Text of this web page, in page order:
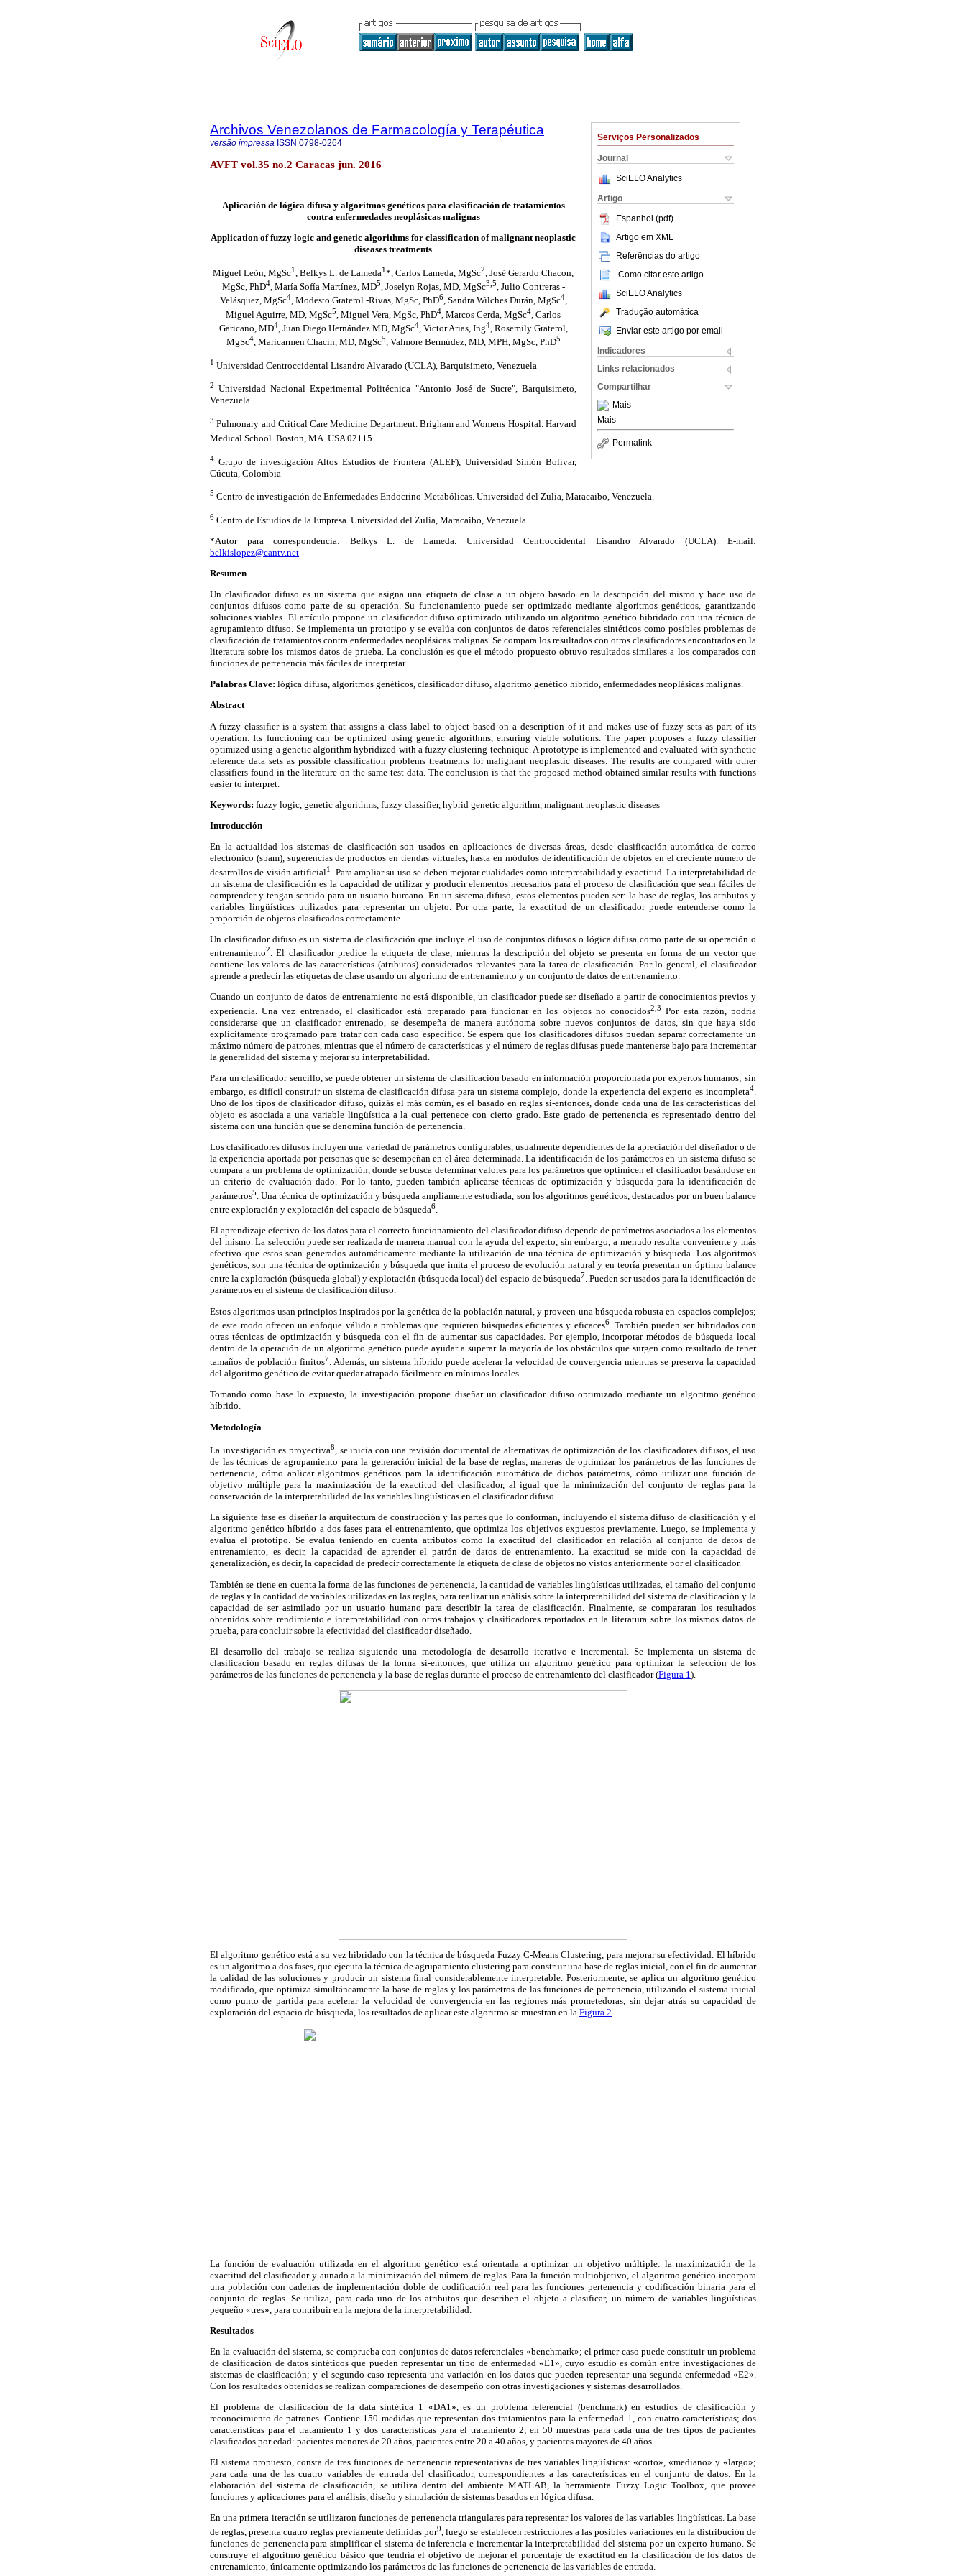
Serviços Personalizados
Journal
SciELO Analytics
Artigo
Espanhol (pdf)
Artigo em XML
Referências do artigo
Como citar este artigo
SciELO Analytics
Tradução automática
Enviar este artigo por email
Indicadores
Links relacionados
Compartilhar
Mais
Mais
Permalink
Archivos Venezolanos de Farmacología y Terapéutica
versão impressa ISSN 0798-0264
AVFT vol.35 no.2 Caracas jun. 2016
Aplicación de lógica difusa y algoritmos genéticos para clasificación de tratamientos
contra enfermedades neoplásicas malignas
Application of fuzzy logic and genetic algorithms for classification of malignant neoplastic
diseases treatments
Miguel León, MgSc1 , Belkys L. de Lameda1*, Carlos Lameda, MgSc2 , José Gerardo Chacon,
MgSc, PhD4, María Sofía Martínez, MD5, Joselyn Rojas, MD, MgSc3,5, Julio Contreras -
Velásquez, MgSc4, Modesto Graterol -Rivas, MgSc, PhD6, Sandra Wilches Durán, MgSc4,
Miguel Aguirre, MD, MgSc5 , Miguel Vera, MgSc, PhD4 , Marcos Cerda, MgSc4 , Carlos
Garicano, MD4, Juan Diego Hernández MD, MgSc4, Victor Arias, Ing4, Rosemily Graterol,
MgSc4, Maricarmen Chacín, MD, MgSc5, Valmore Bermúdez, MD, MPH, MgSc, PhD5
1 Universidad Centroccidental Lisandro Alvarado (UCLA), Barquisimeto, Venezuela
2 Universidad Nacional Experimental Politécnica "Antonio José de Sucre", Barquisimeto,
Venezuela
3 Pulmonary and Critical Care Medicine Department. Brigham and Womens Hospital. Harvard
Medical School. Boston, MA. USA 02115.
4 Grupo de investigación Altos Estudios de Frontera (ALEF), Universidad Simón Bolívar,
Cúcuta, Colombia
5 Centro de investigación de Enfermedades Endocrino-Metabólicas. Universidad del Zulia, Maracaibo, Venezuela.
6 Centro de Estudios de la Empresa. Universidad del Zulia, Maracaibo, Venezuela.
*Autor para correspondencia: Belkys L. de Lameda. Universidad Centroccidental Lisandro Alvarado (UCLA). E-mail:
belkislopez@cantv.net
Resumen
Un clasificador difuso es un sistema que asigna una etiqueta de clase a un objeto basado en la descripción del mismo y hace uso de
conjuntos difusos como parte de su operación. Su funcionamiento puede ser optimizado mediante algoritmos genéticos, garantizando
soluciones viables. El artículo propone un clasificador difuso optimizado utilizando un algoritmo genético hibridado con una técnica de
agrupamiento difuso. Se implementa un prototipo y se evalúa con conjuntos de datos referenciales sintéticos como posibles problemas de
clasificación de tratamientos contra enfermedades neoplásicas malignas. Se compara los resultados con otros clasificadores encontrados en la
literatura sobre los mismos datos de prueba. La conclusión es que el método propuesto obtuvo resultados similares a los comparados con
funciones de pertenencia más fáciles de interpretar.
Palabras Clave: lógica difusa, algoritmos genéticos, clasificador difuso, algoritmo genético híbrido, enfermedades neoplásicas malignas.
Abstract
A fuzzy classifier is a system that assigns a class label to object based on a description of it and makes use of fuzzy sets as part of its
operation. Its functioning can be optimized using genetic algorithms, ensuring viable solutions. The paper proposes a fuzzy classifier
optimized using a genetic algorithm hybridized with a fuzzy clustering technique. A prototype is implemented and evaluated with synthetic
reference data sets as possible classification problems treatments for malignant neoplastic diseases. The results are compared with other
classifiers found in the literature on the same test data. The conclusion is that the proposed method obtained similar results with functions
easier to interpret.
Keywords: fuzzy logic, genetic algorithms, fuzzy classifier, hybrid genetic algorithm, malignant neoplastic diseases
Introducción
En la actualidad los sistemas de clasificación son usados en aplicaciones de diversas áreas, desde clasificación automática de correo
electrónico (spam), sugerencias de productos en tiendas virtuales, hasta en módulos de identificación de objetos en el creciente número de
desarrollos de visión artificial1
. Para ampliar su uso se deben mejorar cualidades como interpretabilidad y exactitud. La interpretabilidad de
un sistema de clasificación es la capacidad de utilizar y producir elementos necesarios para el proceso de clasificación que sean fáciles de
comprender y tengan sentido para un usuario humano. En un sistema difuso, estos elementos pueden ser: la base de reglas, los atributos y
variables lingüísticas utilizados para representar un objeto. Por otra parte, la exactitud de un clasificador puede entenderse como la
proporción de objetos clasificados correctamente.
Un clasificador difuso es un sistema de clasificación que incluye el uso de conjuntos difusos o lógica difusa como parte de su operación o
entrenamiento2. El clasificador predice la etiqueta de clase, mientras la descripción del objeto se presenta en forma de un vector que
contiene los valores de las características (atributos) considerados relevantes para la tarea de clasificación. Por lo general, el clasificador
aprende a predecir las etiquetas de clase usando un algoritmo de entrenamiento y un conjunto de datos de entrenamiento.
Cuando un conjunto de datos de entrenamiento no está disponible, un clasificador puede ser diseñado a partir de conocimientos previos y
experiencia. Una vez entrenado, el clasificador está preparado para funcionar en los objetos no conocidos2,3 Por esta razón, podría
considerarse que un clasificador entrenado, se desempeña de manera autónoma sobre nuevos conjuntos de datos, sin que haya sido
explícitamente programado para tratar con cada caso específico. Se espera que los clasificadores difusos puedan separar correctamente un
máximo número de patrones, mientras que el número de características y el número de reglas difusas puede mantenerse bajo para incrementar
la generalidad del sistema y mejorar su interpretabilidad.
Para un clasificador sencillo, se puede obtener un sistema de clasificación basado en información proporcionada por expertos humanos; sin
embargo, es difícil construir un sistema de clasificación difusa para un sistema complejo, donde la experiencia del experto es incompleta4.
Uno de los tipos de clasificador difuso, quizás el más común, es el basado en reglas si-entonces, donde cada una de las características del
objeto es asociada a una variable lingüística a la cual pertenece con cierto grado. Este grado de pertenencia es representado dentro del
sistema con una función que se denomina función de pertenencia.
Los clasificadores difusos incluyen una variedad de parámetros configurables, usualmente dependientes de la apreciación del diseñador o de
la experiencia aportada por personas que se desempeñan en el área determinada. La identificación de los parámetros en un sistema difuso se
compara a un problema de optimización, donde se busca determinar valores para los parámetros que optimicen el clasificador basándose en
un criterio de evaluación dado. Por lo tanto, pueden también aplicarse técnicas de optimización y búsqueda para la identificación de
parámetros5 . Una técnica de optimización y búsqueda ampliamente estudiada, son los algoritmos genéticos, destacados por un buen balance
entre exploración y explotación del espacio de búsqueda6
El aprendizaje efectivo de los datos para el correcto funcionamiento del clasificador difuso depende de parámetros asociados a los elementos
del mismo. La selección puede ser realizada de manera manual con la ayuda del experto, sin embargo, a menudo resulta conveniente y más
efectivo que estos sean generados automáticamente mediante la utilización de una técnica de optimización y búsqueda. Los algoritmos
genéticos, son una técnica de optimización y búsqueda que imita el proceso de evolución natural y en teoría presentan un óptimo balance
entre la exploración (búsqueda global) y explotación (búsqueda local) del espacio de búsqueda7. Pueden ser usados para la identificación de
parámetros en el sistema de clasificación difuso.
Estos algoritmos usan principios inspirados por la genética de la población natural, y proveen una búsqueda robusta en espacios complejos;
de este modo ofrecen un enfoque válido a problemas que requieren búsquedas eficientes y eficaces6. También pueden ser hibridados con
otras técnicas de optimización y búsqueda con el fin de aumentar sus capacidades. Por ejemplo, incorporar métodos de búsqueda local
dentro de la operación de un algoritmo genético puede ayudar a superar la mayoría de los obstáculos que surgen como resultado de tener
tamaños de población finitos7. Además, un sistema híbrido puede acelerar la velocidad de convergencia mientras se preserva la capacidad
del algoritmo genético de evitar quedar atrapado fácilmente en mínimos locales.
Tomando como base lo expuesto, la investigación propone diseñar un clasificador difuso optimizado mediante un algoritmo genético
híbrido.
Metodología
La investigación es proyectiva8, se inicia con una revisión documental de alternativas de optimización de los clasificadores difusos, el uso
de las técnicas de agrupamiento para la generación inicial de la base de reglas, maneras de optimizar los parámetros de las funciones de
pertenencia, cómo aplicar algoritmos genéticos para la identificación automática de dichos parámetros, cómo utilizar una función de
objetivo múltiple para la maximización de la exactitud del clasificador, al igual que la minimización del conjunto de reglas para la
conservación de la interpretabilidad de las variables lingüísticas en el clasificador difuso.
La siguiente fase es diseñar la arquitectura de construcción y las partes que lo conforman, incluyendo el sistema difuso de clasificación y el
algoritmo genético híbrido a dos fases para el entrenamiento, que optimiza los objetivos expuestos previamente. Luego, se implementa y
evalúa el prototipo. Se evalúa teniendo en cuenta atributos como la exactitud del clasificador en relación al conjunto de datos de
entrenamiento, es decir, la capacidad de aprender el patrón de datos de entrenamiento. La exactitud se mide con la capacidad de
generalización, es decir, la capacidad de predecir correctamente la etiqueta de clase de objetos no vistos anteriormente por el clasificador.
También se tiene en cuenta la forma de las funciones de pertenencia, la cantidad de variables lingüísticas utilizadas, el tamaño del conjunto
de reglas y la cantidad de variables utilizadas en las reglas, para realizar un análisis sobre la interpretabilidad del sistema de clasificación y la
capacidad de ser asimilado por un usuario humano para describir la tarea de clasificación. Finalmente, se compararan los resultados
obtenidos sobre rendimiento e interpretabilidad con otros trabajos y clasificadores reportados en la literatura sobre los mismos datos de
prueba, para concluir sobre la efectividad del clasificador diseñado.
El desarrollo del trabajo se realiza siguiendo una metodología de desarrollo iterativo e incremental. Se implementa un sistema de
clasificación basado en reglas difusas de la forma si-entonces, que utiliza un algoritmo genético para optimizar la selección de los
parámetros de las funciones de pertenencia y la base de reglas durante el proceso de entrenamiento del clasificador (Figura 1 ).
El algoritmo genético está a su vez hibridado con la técnica de búsqueda Fuzzy C-Means Clustering, para mejorar su efectividad. El híbrido
es un algoritmo a dos fases, que ejecuta la técnica de agrupamiento clustering para construir una base de reglas inicial, con el fin de aumentar
la calidad de las soluciones y producir un sistema final considerablemente interpretable. Posteriormente, se aplica un algoritmo genético
modificado, que optimiza simultáneamente la base de reglas y los parámetros de las funciones de pertenencia, utilizando el sistema inicial
como punto de partida para acelerar la velocidad de convergencia en las regiones más prometedoras, sin dejar atrás su capacidad de
exploración del espacio de búsqueda, los resultados de aplicar este algoritmo se muestran en la Figura 2.
La función de evaluación utilizada en el algoritmo genético está orientada a optimizar un objetivo múltiple: la maximización de la
exactitud del clasificador y aunado a la minimización del número de reglas. Para la función multiobjetivo, el algoritmo genético incorpora
una población con cadenas de implementación doble de codificación real para las funciones pertenencia y codificación binaria para el
conjunto de reglas. Se utiliza, para cada uno de los atributos que describen el objeto a clasificar, un número de variables lingüísticas
pequeño «tres», para contribuir en la mejora de la interpretabilidad.
Resultados
En la evaluación del sistema, se comprueba con conjuntos de datos referenciales «benchmark»; el primer caso puede constituir un problema
de clasificación de datos sintéticos que pueden representar un tipo de enfermedad «E1», cuyo estudio es común entre investigaciones de
sistemas de clasificación; y el segundo caso representa una variación en los datos que pueden representar una segunda enfermedad «E2».
Con los resultados obtenidos se realizan comparaciones de desempeño con otras investigaciones y sistemas desarrollados.
El problema de clasificación de la data sintética 1 «DA1», es un problema referencial (benchmark) en estudios de clasificación y
reconocimiento de patrones. Contiene 150 medidas que representan dos tratamientos para la enfermedad 1, con cuatro características; dos
características para el tratamiento 1 y dos características para el tratamiento 2; en 50 muestras para cada una de tres tipos de pacientes
clasificados por edad: pacientes menores de 20 años, pacientes entre 20 a 40 años, y pacientes mayores de 40 años.
El sistema propuesto, consta de tres funciones de pertenencia representativas de tres variables lingüísticas: «corto», «mediano» y «largo»;
para cada una de las cuatro variables de entrada del clasificador, correspondientes a las características en el conjunto de datos. En la
elaboración del sistema de clasificación, se utiliza dentro del ambiente MATLAB, la herramienta Fuzzy Logic Toolbox, que provee
funciones y aplicaciones para el análisis, diseño y simulación de sistemas basados en lógica difusa.
En una primera iteración se utilizaron funciones de pertenencia triangulares para representar los valores de las variables lingüísticas. La base
de reglas, presenta cuatro reglas previamente definidas por9 , luego se establecen restricciones a las posibles variaciones en la distribución de
funciones de pertenencia para simplificar el sistema de inferencia e incrementar la interpretabilidad del sistema por un experto humano. Se
construye el algoritmo genético básico que tendría el objetivo de mejorar el porcentaje de exactitud en la clasificación de los datos de
entrenamiento, únicamente optimizando los parámetros de las funciones de pertenencia de las variables de entrada.